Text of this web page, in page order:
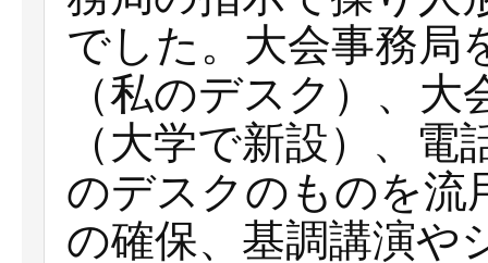
でした。大会事務局
（私のデスク）、
（大学で新設）、
のデスクのものを流
の確保、基調講演や